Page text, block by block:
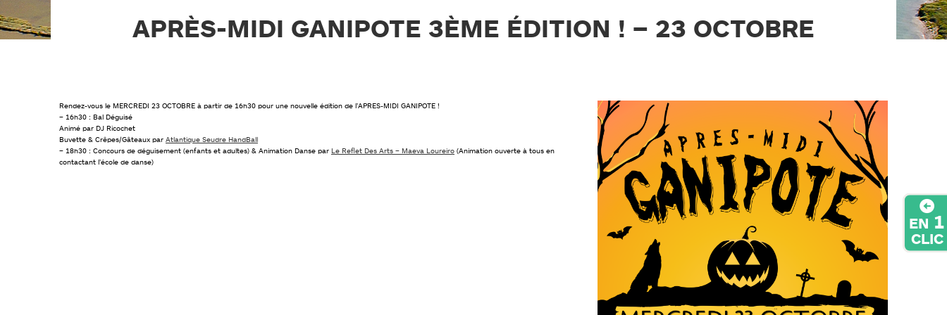
RISQUES NATURELS (PPRN)
GESTIONS DES EAUX PLUVIALES
APRÈS-MIDI GANIPOTE 3ÈME ÉDITION ! – 23 OCTOBRE
Rendez-vous le MERCREDI 23 OCTOBRE à partir de 16h30 pour une nouvelle édition de l’APRES-MIDI GANIPOTE !
– 16h30 : Bal Déguisé
Animé par DJ Ricochet
Buvette & Crêpes/Gâteaux par Atlantique Seudre HandBall
– 18h30 : Concours de déguisement (enfants et adultes) & Animation Danse par Le Reflet Des Arts – Maeva Loureiro (Animation ouverte à tous en
contactant l’école de danse)
EN 1
CLIC